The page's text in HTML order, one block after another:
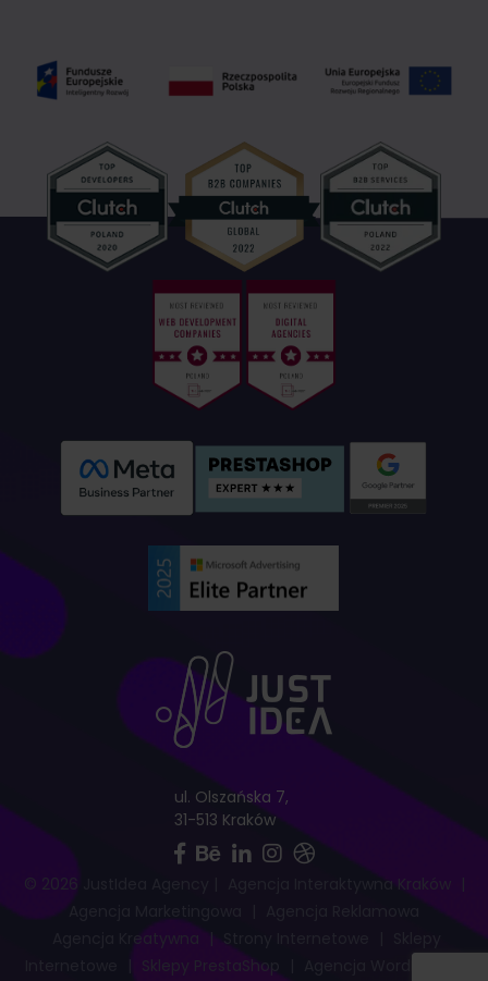
© 2026 JustIdea Agency Agencja Interaktywna Kraków |
Agencja Kreatywna
Strony Internetowe
Sklepy PrestaShop
ul. Olszańska 7,
31-513 Kraków